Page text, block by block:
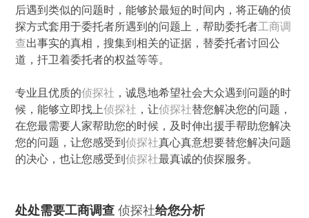
后遇到类似的问题时，能够於最短的时间内，将正确的侦
探方式套用于委托者所遇到的问题上，帮助委托者工商调
查出事实的真相，搜集到相关的证据，替委托者讨回公
道，扞卫着委托者的权益等等。
专业且优质的侦探社 ，诚恳地希望社会大众遇到问题的时
候，能够立即找上侦探社 ，让侦探社替您解决您的问题，
在您最需要人家帮助您的时候，及时伸出援手帮助您解决
您的问题，让您感受到侦探社真心真意想要替您解决问题
的决心，也让您感受到侦探社最真诚的侦探服务。
处处需要工商调查侦探社给您分析